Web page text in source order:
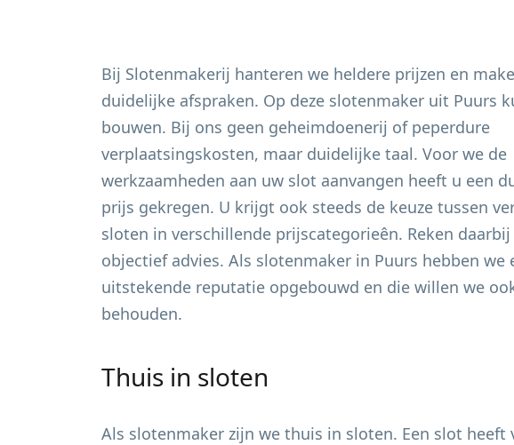
Bij Slotenmakerij hanteren we heldere prijzen en
duidelijke afspraken. Op deze slotenmaker uit Puurs
bouwen. Bij ons geen geheimdoenerij of peperdure
verplaatsingskosten, maar duidelijke taal. Voor we de
werkzaamheden aan uw slot aanvangen heeft u een
prijs gekregen. U krijgt ook steeds de keuze tussen
sloten in verschillende prijscategorieên. Reken daarbij
objectief advies. Als slotenmaker in Puurs hebben we
uitstekende reputatie opgebouwd en die willen we
behouden.
Thuis in sloten
Als slotenmaker zijn we thuis in sloten. Een slot